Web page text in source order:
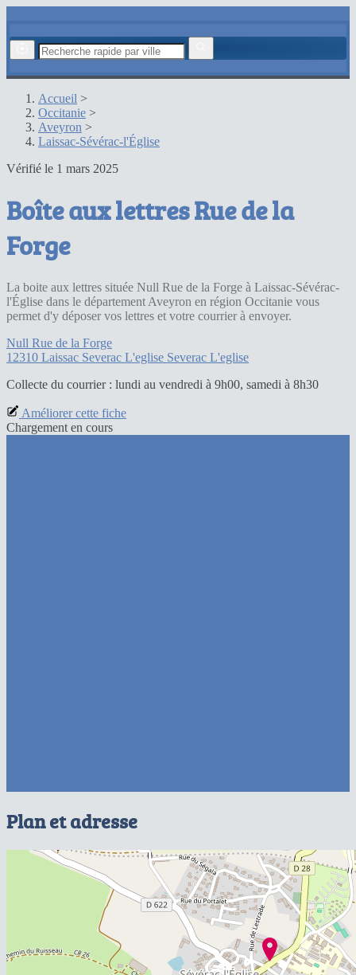
Accueil >
Occitanie >
Aveyron >
Laissac-Sévérac-l'Église
Vérifié le 1 mars 2025
Boîte aux lettres Rue de la
Forge
La boite aux lettres située Null Rue de la Forge à Laissac-Sévérac-
l'Église dans le département Aveyron en région Occitanie vous
permet d'y déposer vos lettres et votre courrier à envoyer.
Null Rue de la Forge
12310 Laissac Severac L'eglise Severac L'eglise
Collecte du courrier : lundi au vendredi à 9h00, samedi à 8h30
Améliorer cette fiche
Chargement en cours
Plan et adresse